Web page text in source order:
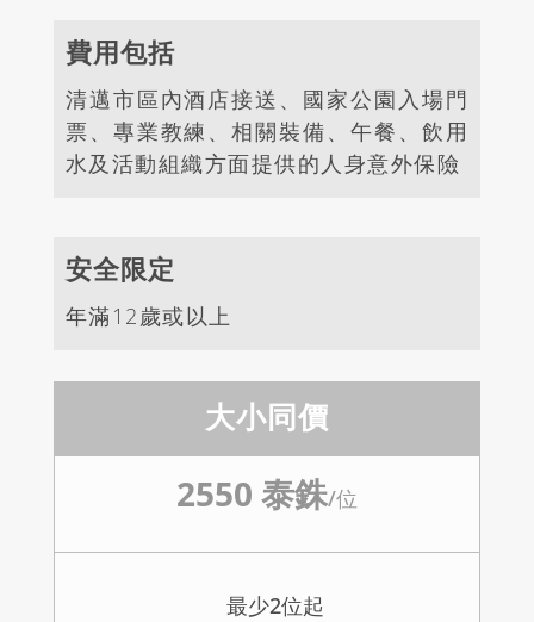
費用包括
清邁市區內酒店接送、國家公園入場門
票、專業教練、相關裝備、午餐、飲用
水及活動組織方面提供的人身意外保險
安全限定
年滿12歲或以上
大小同價
2550 泰銖/位
最少2位起